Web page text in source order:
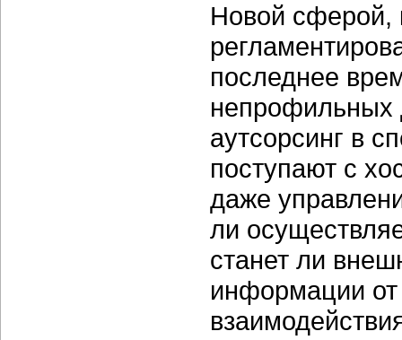
Новой сферой,
последнее
непрофильных
аутсорсинг в
поступают с
даже
ли
станет ли
информации